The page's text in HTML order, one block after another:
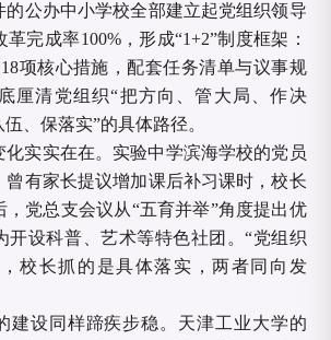
的公办中小学校全部建立起党组织领导
完成率100%，形成“1+2”制度框架：
项核心措施，配套任务清单与议事规
厘清党组织“把方向、管大局、作决
、保落实”的具体路径。
化实实在在。实验中学滨海学校的党员
曾有家长提议增加课后补习课时，校长
，党总支会议从“五育并举”角度提出优
开设科普、艺术等特色社团。“党组织
校长抓的是具体落实，两者同向发
建设同样蹄疾步稳。天津工业大学的